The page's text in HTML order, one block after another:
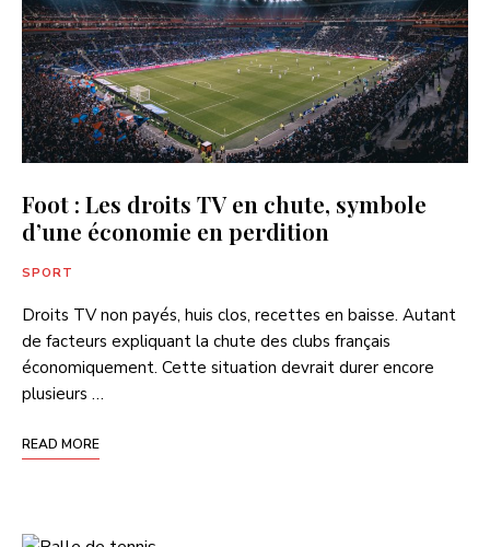
Foot : Les droits TV en chute, symbole
d’une économie en perdition
SPORT
Droits TV non payés, huis clos, recettes en baisse. Autant
de facteurs expliquant la chute des clubs français
économiquement. Cette situation devrait durer encore
plusieurs …
READ MORE